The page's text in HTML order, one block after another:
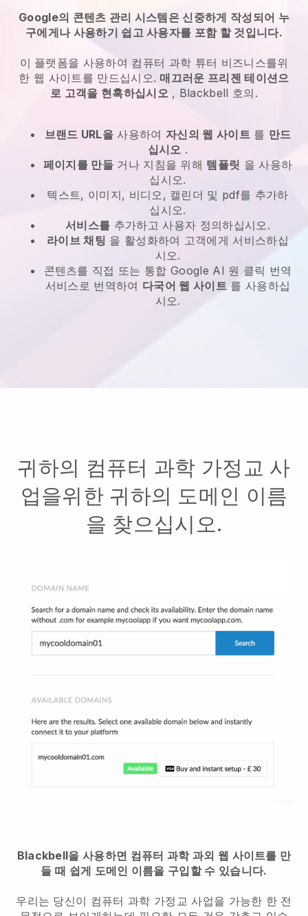
Google의 콘텐츠 관리 시스템은 신중하게 작성되어 누
구에게나 사용하기 쉽고 사용자를 포함 할 것입니다.
이 플랫폼을 사용하여 컴퓨터 과학 튜터 비즈니스를위
한 웹 사이트를 만드십시오. 매끄러운 프리젠 테이션으
로 고객을 현혹하십시오 , Blackbell 호의.
브랜드 URL을 사용하여 자신의 웹 사이트를 만드
십시오 .
페이지를 만들거나 지침을 위해 템플릿 을 사용하
십시오.
텍스트, 이미지, 비디오, 캘린더 및 pdf를 추가하
십시오.
서비스를 추가하고 사용자 정의하십시오.
라이브 채팅 을 활성화하여 고객에게 서비스하십
시오.
콘텐츠를 직접 또는 통합 Google AI 원 클릭 번역
서비스로 번역하여 다국어 웹 사이트를 사용하십
시오.
귀하의 컴퓨터 과학 가정교 사
업을위한 귀하의 도메인 이름
을 찾으십시오.
Blackbell을 사용하면 컴퓨터 과학 과외 웹 사이트를 만
들 때 쉽게 도메인 이름을 구입할 수 있습니다.
우리는 당신이 컴퓨터 과학 가정교 사업을 가능한 한 전